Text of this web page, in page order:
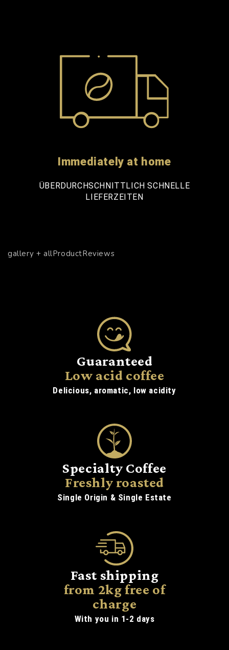
Immediately at home
ÜBERDURCHSCHNITTLICH SCHNELLE
LIEFERZEITEN
gallery + allProductReviews
Guaranteed
Low acid coffee
Delicious, aromatic, low acidity
Specialty Coffee
Freshly roasted
Single Origin & Single Estate
Fast shipping
from 2kg free of
charge
With you in 1-2 days